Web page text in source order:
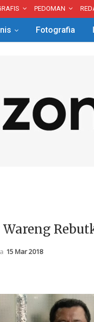
PEDOMAN
Fotografia
15 Mar 2018